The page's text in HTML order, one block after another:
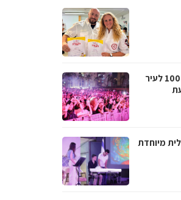
לקראת פתיחת חגיגות שנת ה-100 לעיר
מיוחדת